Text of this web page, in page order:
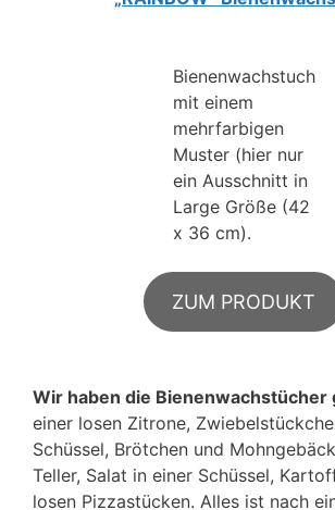
Bienenwachstuch
mit einem
mehrfarbigen
Muster (hier nur
ein Ausschnitt in
Large Größe (42
x 36 cm).
ZUM PRODUKT
Wir haben die Bienenwachstücher
einer losen Zitrone,
Schüssel, Brötchen und
Teller, Salat in einer Schüssel,
losen Pizzastücken. Alles ist nach